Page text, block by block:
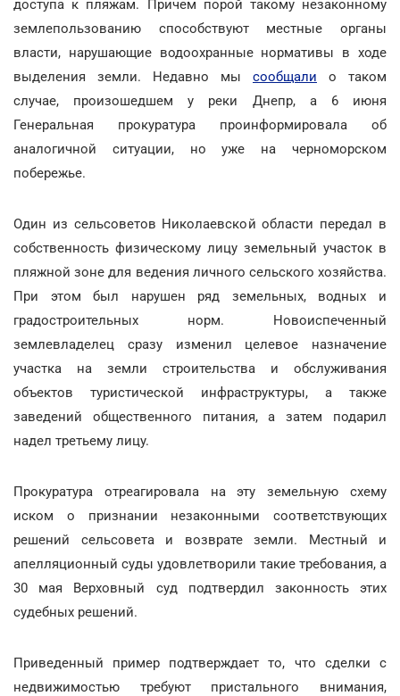
доступа к пляжам. Причем порой такому незаконному
землепользованию способствуют местные органы
власти, нарушающие водоохранные нормативы в ходе
выделения земли. Недавно мы сообщали о таком
случае, произошедшем у реки Днепр, а 6 июня
Генеральная прокуратура проинформировала об
аналогичной ситуации, но уже на черноморском
побережье.
Один из сельсоветов Николаевской области передал в
собственность физическому лицу земельный участок в
пляжной зоне для ведения личного сельского хозяйства.
При этом был нарушен ряд земельных, водных и
градостроительных норм.
Новоиспеченный
землевладелец сразу изменил целевое назначение
участка на земли строительства и обслуживания
объектов туристической инфраструктуры, а также
заведений общественного питания, а затем подарил
надел третьему лицу.
Прокуратура отреагировала на эту земельную схему
иском о признании незаконными соответствующих
решений сельсовета и возврате земли. Местный и
апелляционный суды удовлетворили такие требования, а
30 мая Верховный суд подтвердил законность этих
судебных решений.
Приведенный пример подтверждает то, что сделки с
недвижимостью требуют пристального внимания,